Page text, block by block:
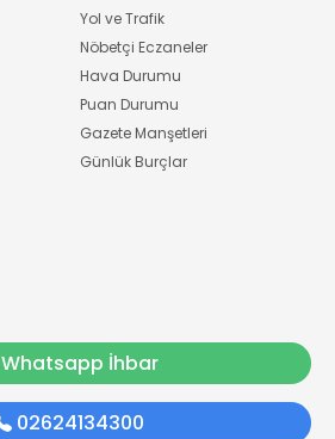
Yol ve Trafik
Nöbetçi Eczaneler
Hava Durumu
Puan Durumu
Gazete Manşetleri
Günlük Burçlar
Whatsapp İhbar
02624134300